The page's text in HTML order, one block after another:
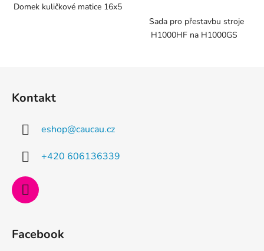
Domek kuličkové matice 16x5
Sada pro přestavbu stroje
H1000HF na H1000GS
Kontakt
eshop@caucau.cz
+420 606136339
Facebook